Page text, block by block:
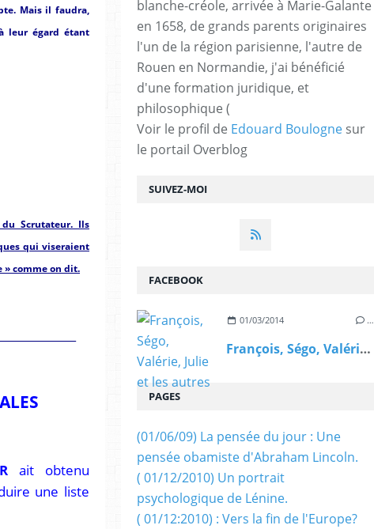
Mais il faudra,
leur égard étant
Scrutateur. Ils
qui viseraient
» comme on dit.
ait obtenu
une liste
SUIVEZ-MOI
blanche-créole, arrivée à Marie-Galante
en 1658, de grands parents originaires
l'un de la région parisienne, l'autre de
Rouen en Normandie, j'ai bénéficié
d'une formation juridique, et
philosophique (
Voir le profil de Edouard Boulogne sur
le portail Overblog
FACEBOOK
01/03/2014 …
François, Ségo, Valérie, Julie et les autres
PAGES
(01/06/09) La pensée du jour : Une
pensée obamiste d'Abraham Lincoln.
( 01/12/2010) Un portrait
psychologique de Lénine.
( 01/12:2010) : Vers la fin de l'Europe?